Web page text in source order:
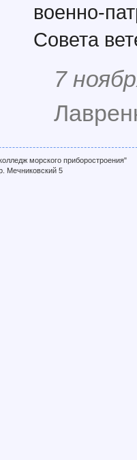
военно-
Совета
7
морского приборостроения"
Мечниковский 5